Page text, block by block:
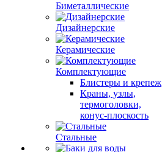
Биметаллические
Дизайнерские
Керамические
Комплектующие
Блистеры и крепеж
Краны, узлы,
термоголовки,
конус-плоскость
Стальные